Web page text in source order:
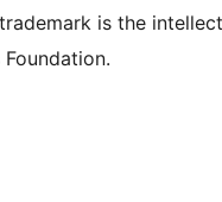
is the